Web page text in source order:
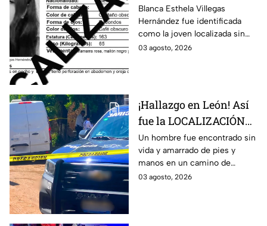
hallada s1n v1da en
Celaya, Guanajuato;
llevaba dos días
desaparecida
Blanca Esthela Villegas
Hernández fue identificada
como la joven localizada sin
vida en Celaya, Guanajuato,
03 agosto, 2026
¡Hallazgo en León! Así
fue la LOCALIZACIÓN
de un hombre s1n v1da,
en la Nuevo León, HOY
lunes: revelan cómo iba
vestido
Un hombre fue encontrado sin
vida y amarrado de pies y
manos en un camino de
terracería de la colonia Nuevo
03 agosto, 2026